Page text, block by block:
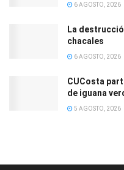
6 AGOSTO, 2026
La
chacales
6 AGOSTO, 2026
CUCosta
de iguana
5 AGOSTO, 2026